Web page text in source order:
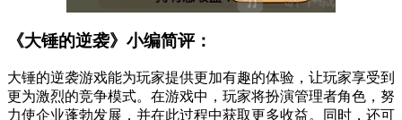
《大锤的逆袭》小编简评：
大锤的逆袭游戏能为玩家提供更加有趣的体验，让玩家享受到
更为激烈的竞争模式。在游戏中，玩家将扮演管理者角色，努
力使企业蓬勃发展，并在此过程中获取更多收益。同时，还可